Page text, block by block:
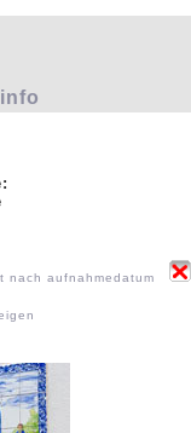
info
nach aufnahmedatum